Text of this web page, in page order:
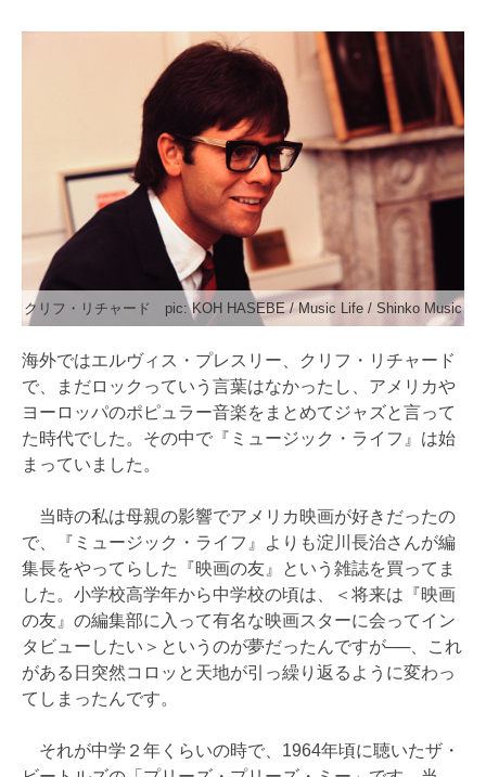
クリフ・リチャード pic: KOH HASEBE / Music Life / Shinko Music
海外ではエルヴィス・プレスリー、クリフ・リチャード
で、まだロックっていう言葉はなかったし、アメリカや
ヨーロッパのポピュラー音楽をまとめてジャズと言って
た時代でした。その中で『ミュージック・ライフ』は始
まっていました。
当時の私は母親の影響でアメリカ映画が好きだったの
で、『ミュージック・ライフ』よりも淀川長治さんが編
集長をやってらした『映画の友』という雑誌を買ってま
した。小学校高学年から中学校の頃は、＜将来は『映画
の友』の編集部に入って有名な映画スターに会ってイン
タビューしたい＞というのが夢だったんですが──、これ
がある日突然コロッと天地が引っ繰り返るように変わっ
てしまったんです。
それが中学２年くらいの時で、1964年頃に聴いたザ・